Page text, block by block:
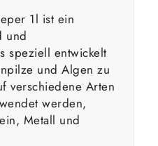
1l ist ein
und
speziell entwickelt
und Algen zu
verschiedene Arten
werden,
Metall und